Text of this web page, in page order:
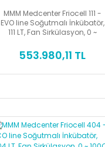
MMM Medcenter Friocell 111 -
EVO line Soğutmalı İnkübatör,
111 LT, Fan Sirkülasyon, 0 ~
Standart Raf
553.980,11 TL